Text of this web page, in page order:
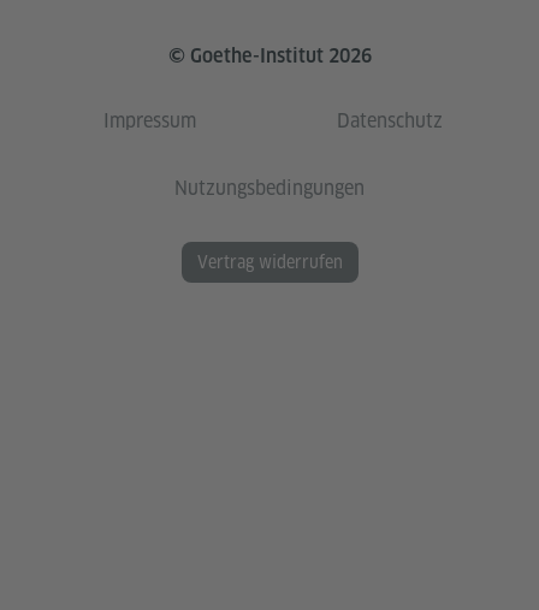
© Goethe-Institut 2026
Impressum Datenschutz
Nutzungsbedingungen
Vertrag widerrufen